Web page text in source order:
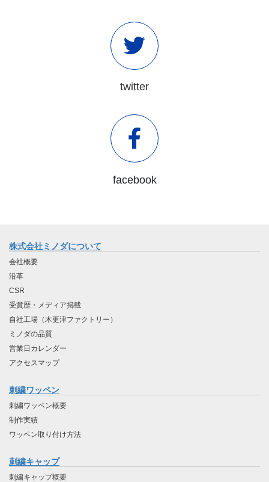
twitter
facebook
株式会社ミノダについて
会社概要
沿革
CSR
受賞歴・メディア掲載
自社工場（木更津ファクトリー）
ミノダの品質
営業日カレンダー
アクセスマップ
刺繍ワッペン
刺繍ワッペン概要
制作実績
ワッペン取り付け方法
刺繍キャップ
刺繍キャップ概要